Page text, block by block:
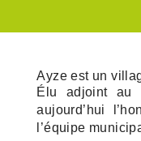
Finances et Budget
Les marchés publics
Transports
Les jardins
Travaux d'Amélioration
Les travaux
Les projets 2022
Ayze est un
Élu adjoint au
aujourd’hui
l’équipe